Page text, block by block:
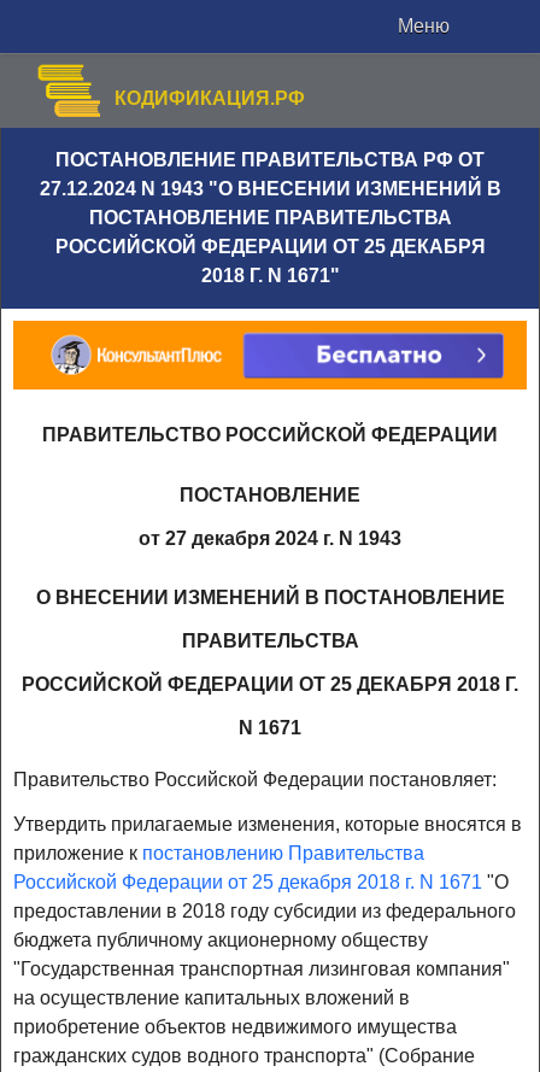
Меню
КОДИФИКАЦИЯ.РФ
ПОСТАНОВЛЕНИЕ ПРАВИТЕЛЬСТВА РФ ОТ
27.12.2024 N 1943 "О ВНЕСЕНИИ ИЗМЕНЕНИЙ В
ПОСТАНОВЛЕНИЕ ПРАВИТЕЛЬСТВА
РОССИЙСКОЙ ФЕДЕРАЦИИ ОТ 25 ДЕКАБРЯ
2018 Г. N 1671"
ПРАВИТЕЛЬСТВО РОССИЙСКОЙ ФЕДЕРАЦИИ
ПОСТАНОВЛЕНИЕ
от 27 декабря 2024 г. N 1943
О ВНЕСЕНИИ ИЗМЕНЕНИЙ В ПОСТАНОВЛЕНИЕ
ПРАВИТЕЛЬСТВА
РОССИЙСКОЙ ФЕДЕРАЦИИ ОТ 25 ДЕКАБРЯ 2018 Г.
N 1671
Правительство Российской Федерации постановляет:
Утвердить прилагаемые изменения, которые вносятся в
приложение к постановлению Правительства
Российской Федерации от 25 декабря 2018 г. N 1671 "О
предоставлении в 2018 году субсидии из федерального
бюджета публичному акционерному обществу
"Государственная транспортная лизинговая компания"
на осуществление капитальных вложений в
приобретение объектов недвижимого имущества
гражданских судов водного транспорта" (Собрание